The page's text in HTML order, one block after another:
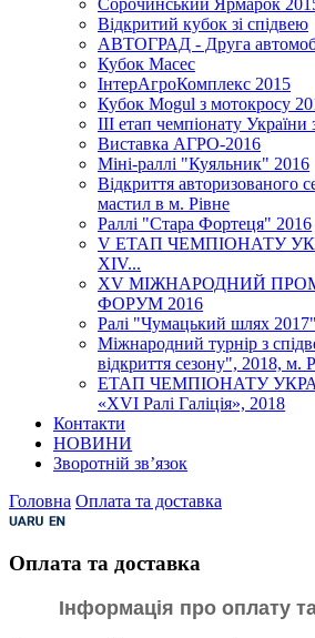
Відкритий кубок зі спідвею
АВТОГРАД - Друга
Кубок Масес
ІнтерАгроКомплекс 2015
Кубок Mogul з мотокросу
ІІІ етап чемпіонату України
Виставка АГРО-2016
Міні-раллі "Куяльник" 2016
Відкриття авторизованого
мастил в м. Рівне
Раллі "Стара Фортеця" 2016
V ЕТАП ЧЕМПІОНАТУ
XІV...
XV МІЖНАРОДНИЙ
ФОРУМ 2016
Ралі "Чумацький шлях
Міжнародний турнір з
відкриття сезону", 2018, м.
ЕТАП ЧЕМПІОНАТУ
«XVI Ралі Галіція», 2018
Контакти
НОВИНИ
Зворотній зв’язок
Головна Оплата та доставка
Оплата та доставка
Інформація про оплату